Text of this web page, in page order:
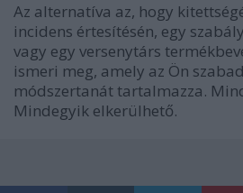
Az alternatíva az, hogy
incidens értesítésén, egy
vagy egy versenytárs
ismeri meg, amely az Ön
módszertanát tartalmazza.
Mindegyik elkerülhető.